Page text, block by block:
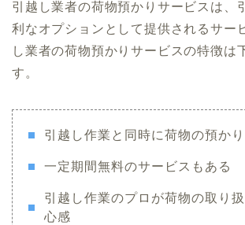
引越し業者の荷物預かりサービスは、
利なオプションとして提供されるサー
し業者の荷物預かりサービスの特徴は
す。
引越し作業と同時に荷物の預か
一定期間無料のサービスもある
引越し作業のプロが荷物の取り
心感